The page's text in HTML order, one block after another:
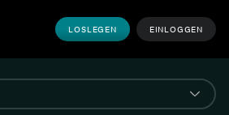
LOSLEGEN EINLOGGEN